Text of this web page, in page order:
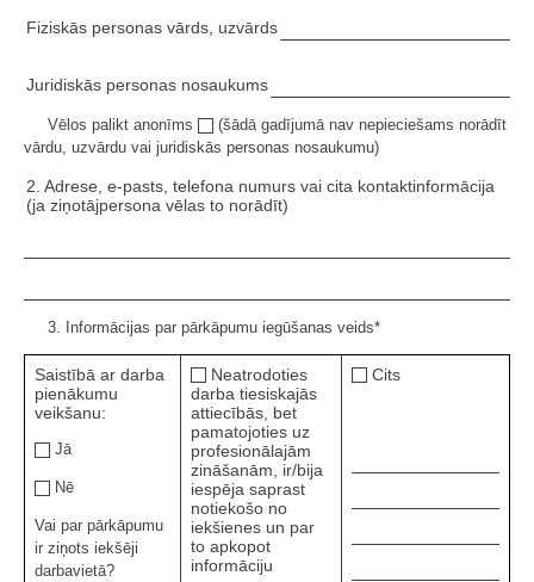
Fiziskās personas vārds, uzvārds
Juridiskās personas nosaukums
Vēlos palikt anonīms
(šādā gadījumā nav nepieciešams norādīt
vārdu, uzvārdu vai juridiskās personas nosaukumu)
2. Adrese, e-pasts, telefona numurs vai cita kontaktinformācija
(ja ziņotājpersona vēlas to norādīt)
3. Informācijas par pārkāpumu iegūšanas veids*
Saistībā ar darba
pienākumu
veikšanu:
Jā
Nē
Vai par pārkāpumu
ir ziņots iekšēji
darbavietā?
Neatrodoties
darba tiesiskajās
attiecībās, bet
pamatojoties uz
profesionālajām
zināšanām, ir/bija
iespēja saprast
notiekošo no
iekšienes un par
to apkopot
informāciju
Cits